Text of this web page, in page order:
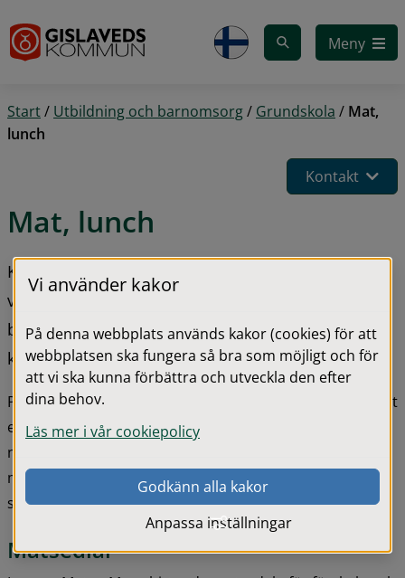
Meny
Start/ Utbildning och barnomsorg/ Grundskola / Mat,
lunch
Kontakt
Mat, lunch
Kommunens syfte med måltiderna är att de ska ge
våra barn och ungdomar möjlighet till lärande om
bra matvanor och ingår även som en del i
kommunens övergripande folkhälsoarbete.
På många förskolor och skolor tillagas hela måltiden i det
egna köket. Till några enheter levereras maten från ett
närliggande kök. Kökspersonalen strävar efter att tillaga
maten från grunden och använder i så liten utsträckning
som möjligt hel- och halvfabrikat.
Matsedlar
Vi använder kakor
På denna webbplats används kakor (cookies) för att
webbplatsen ska fungera så bra som möjligt och för
att vi ska kunna förbättra och utveckla den efter
dina behov.
Läs mer i vår cookiepolicy
Godkänn alla kakor
Anpassa inställningar